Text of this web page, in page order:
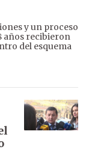
y un proceso
años recibieron
del esquema